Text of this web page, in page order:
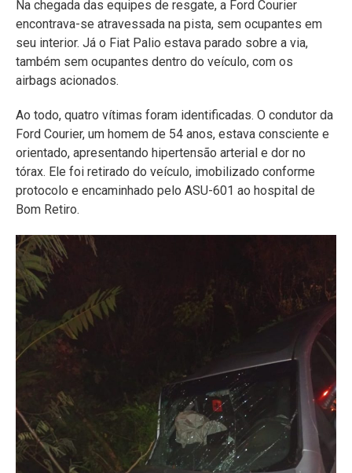
Na chegada das equipes de resgate, a Ford Courier
encontrava-se atravessada na pista, sem ocupantes em
seu interior. Já o Fiat Palio estava parado sobre a via,
também sem ocupantes dentro do veículo, com os
airbags acionados.
Ao todo, quatro vítimas foram identificadas. O condutor da
Ford Courier, um homem de 54 anos, estava consciente e
orientado, apresentando hipertensão arterial e dor no
tórax. Ele foi retirado do veículo, imobilizado conforme
protocolo e encaminhado pelo ASU-601 ao hospital de
Bom Retiro.